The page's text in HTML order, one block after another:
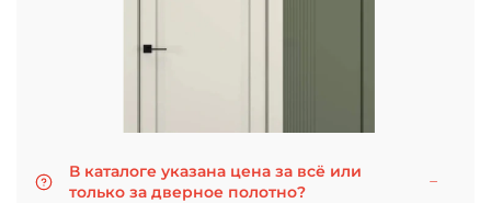
В каталоге указана цена за всё или
только за дверное полотно?